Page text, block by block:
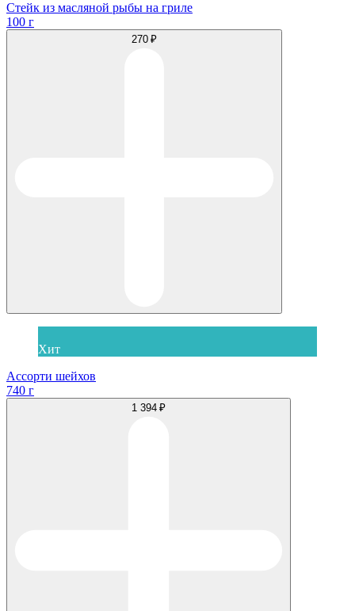
Стейк из масляной рыбы на гриле
100 г
270 ₽
Хит
Ассорти шейхов
740 г
1 394 ₽